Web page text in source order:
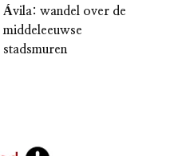
Ávila: wandel over de
middeleeuwse
stadsmuren